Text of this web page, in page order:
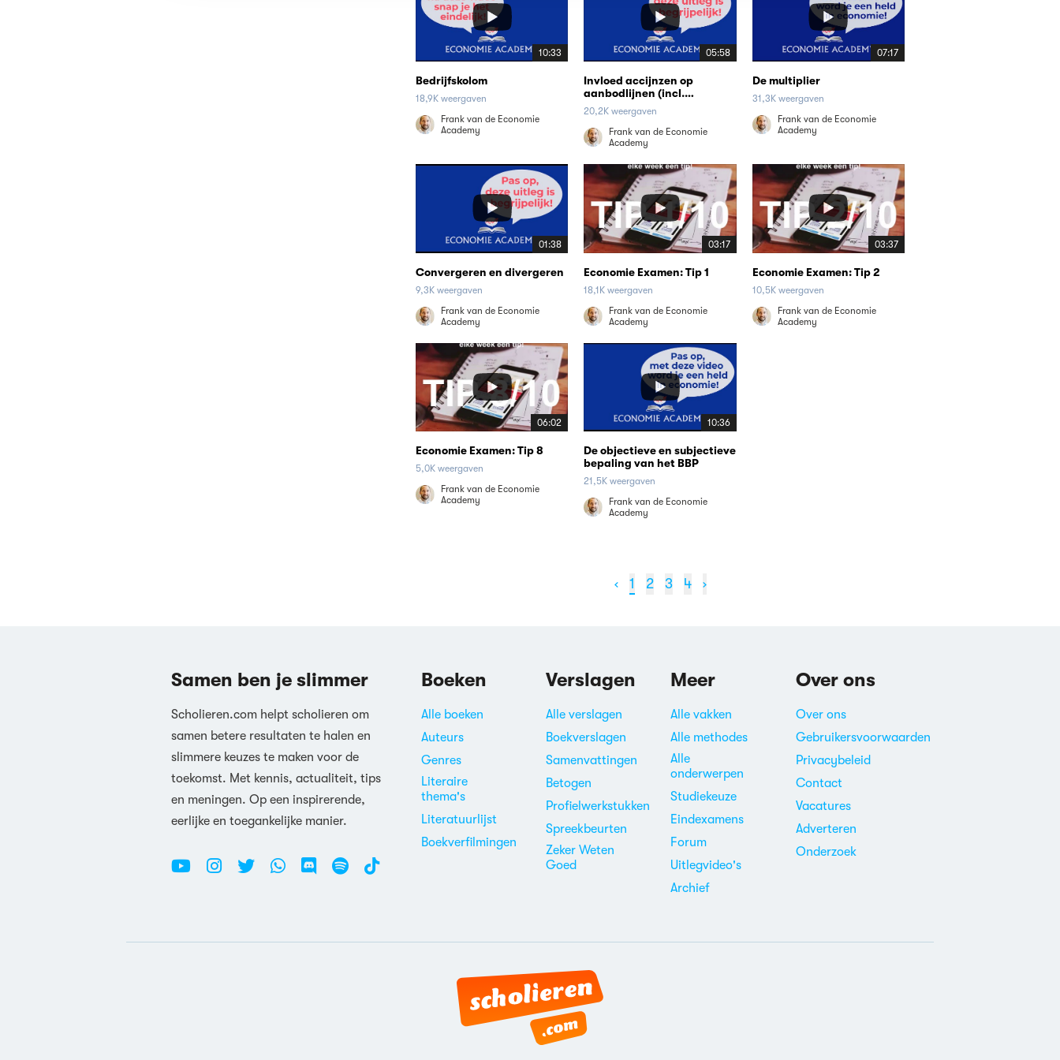
10:33
Bedrijfskolom
18,9K weergaven
Frank van de Economie
Academy
05:58
Invloed accijnzen op
aanbodlijnen (incl.
afwentelen)
20,2K weergaven
Frank van de Economie
Academy
07:17
De multiplier
31,3K weergaven
Frank van de Economie
Academy
01:38
Convergeren en divergeren
9,3K weergaven
Frank van de Economie
Academy
03:17
Economie Examen: Tip 1
18,1K weergaven
Frank van de Economie
Academy
03:37
Economie Examen: Tip 2
10,5K weergaven
Frank van de Economie
Academy
06:02
Economie Examen: Tip 8
5,0K weergaven
Frank van de Economie
Academy
10:36
De objectieve en subjectieve
bepaling van het BBP
21,5K weergaven
Frank van de Economie
Academy
‹ 1 2 3 4 ›
Samen ben je slimmer
Scholieren.com helpt scholieren om
samen betere resultaten te halen en
slimmere keuzes te maken voor de
toekomst. Met kennis, actualiteit, tips
en meningen. Op een inspirerende,
eerlijke en toegankelijke manier.
Boeken
Alle boeken
Auteurs
Genres
Literaire
thema's
Literatuurlijst
Boekverfilmingen
Verslagen
Alle verslagen
Boekverslagen
Samenvattingen
Betogen
Profielwerkstukken
Spreekbeurten
Zeker Weten
Goed
Meer
Alle vakken
Alle methodes
Alle
onderwerpen
Studiekeuze
Eindexamens
Forum
Uitlegvideo's
Archief
Over ons
Over ons
Gebruikersvoorwaarden
Privacybeleid
Contact
Vacatures
Adverteren
Onderzoek